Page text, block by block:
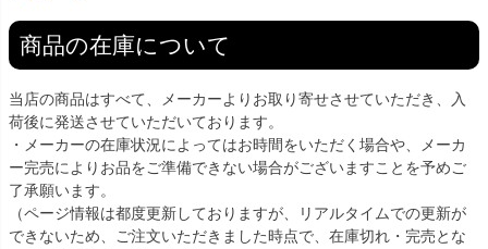
商品の在庫について
当店の商品はすべて、メーカーよりお取り寄せさせていただき、入
荷後に発送させていただいております。
・メーカーの在庫状況によってはお時間をいただく場合や、メーカ
ー完売によりお品をご準備できない場合がございますことを予めご
了承願います。
（ページ情報は都度更新しておりますが、リアルタイムでの更新が
できないため、ご注文いただきました時点で、在庫切れ・完売とな